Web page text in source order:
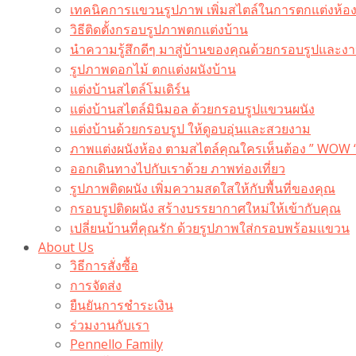
เทคนิคการแขวนรูปภาพ เพิ่มสไตล์ในการตกแต่งห้อง
วิธีติดตั้งกรอบรูปภาพตกแต่งบ้าน
นำความรู้สึกดีๆ มาสู่บ้านของคุณด้วยกรอบรูปและง
รูปภาพดอกไม้ ตกแต่งผนังบ้าน
แต่งบ้านสไตล์โมเดิร์น
แต่งบ้านสไตล์มินิมอล ด้วยกรอบรูปแขวนผนัง
แต่งบ้านด้วยกรอบรูป ให้ดูอบอุ่นและสวยงาม
ภาพแต่งผนังห้อง ตามสไตล์คุณใครเห็นต้อง ” WOW
ออกเดินทางไปกับเราด้วย ภาพท่องเที่ยว
รูปภาพติดผนัง เพิ่มความสดใสให้กับพื้นที่ของคุณ
กรอบรูปติดผนัง สร้างบรรยากาศใหม่ให้เข้ากับคุณ
เปลี่ยนบ้านที่คุณรัก ด้วยรูปภาพใส่กรอบพร้อมแขวน​
About Us
วิธีการสั่งซื้อ
การจัดส่ง
ยืนยันการชำระเงิน
ร่วมงานกับเรา
Pennello Family